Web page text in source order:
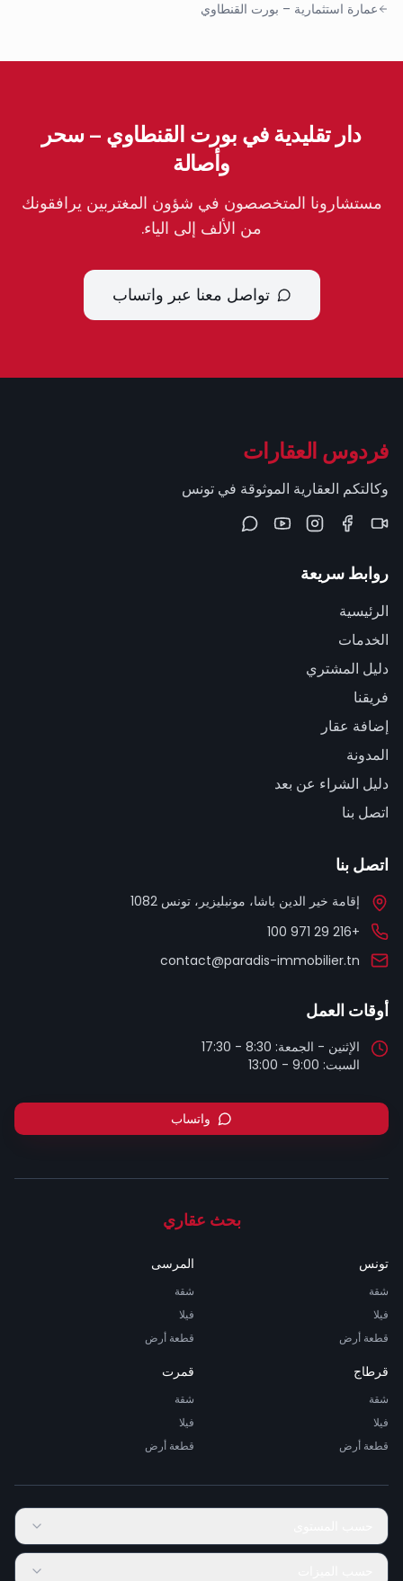
عمارة استثمارية – بورت القنطاوي
دار تقليدية في بورت القنطاوي – سحر
وأصالة
مستشارونا المتخصصون في شؤون المغتربين يرافقونك
من الألف إلى الياء.
تواصل معنا عبر واتساب
فردوس العقارات
وكالتكم العقارية الموثوقة في تونس
روابط سريعة
الرئيسية
الخدمات
دليل المشتري
فريقنا
إضافة عقار
المدونة
دليل الشراء عن بعد
اتصل بنا
اتصل بنا
إقامة خير الدين باشا، مونبليزير، تونس 1082
+216 29 971 100
contact@paradis-immobilier.tn
أوقات العمل
السبت: 9:00 - 13:00
واتساب
بحث عقاري
تونس
شقة
فيلا
قطعة أرض
المرسى
شقة
فيلا
قطعة أرض
قرطاج
شقة
فيلا
قطعة أرض
قمرت
شقة
فيلا
قطعة أرض